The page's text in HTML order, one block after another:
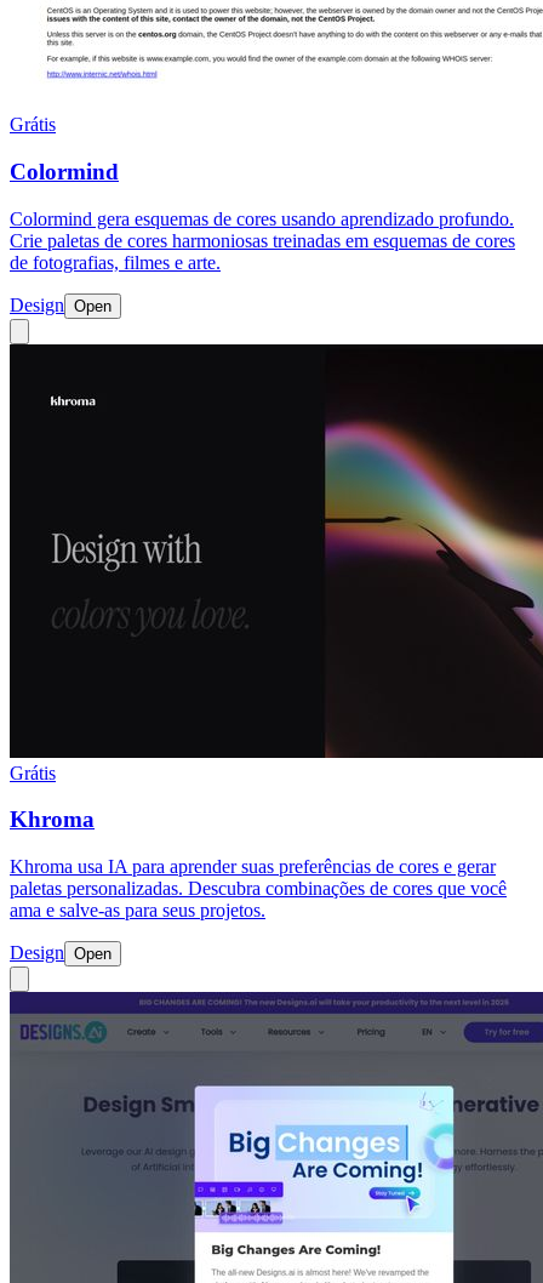
Grátis
Colormind
Colormind gera esquemas de cores usando aprendizado profundo.
Crie paletas de cores harmoniosas treinadas em esquemas de cores
de fotografias, filmes e arte.
Design Open
Grátis
Khroma
Khroma usa IA para aprender suas preferências de cores e gerar
paletas personalizadas. Descubra combinações de cores que você
ama e salve-as para seus projetos.
Design Open